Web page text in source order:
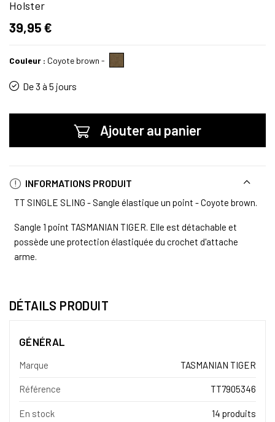
Holster
39,95 €
Couleur : Coyote brown -
De 3 à 5 jours
Ajouter au panier
INFORMATIONS PRODUIT
TT SINGLE SLING - Sangle élastique un point - Coyote brown.
Sangle 1 point TASMANIAN TIGER. Elle est détachable et
possède une protection élastiquée du crochet d'attache
arme.
DÉTAILS PRODUIT
GÉNÉRAL
Marque TASMANIAN TIGER
Référence TT7905346
En stock 14 produits